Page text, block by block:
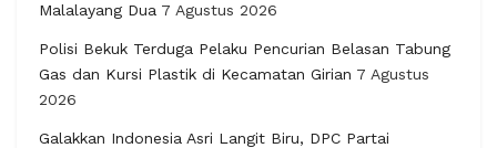
Malalayang Dua 7 Agustus 2026
Polisi Bekuk Terduga Pelaku Pencurian Belasan Tabung
Gas dan Kursi Plastik di Kecamatan Girian 7 Agustus
2026
Galakkan Indonesia Asri Langit Biru, DPC Partai